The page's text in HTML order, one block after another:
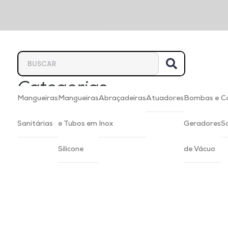
Categorias
Mangueiras
Sanitárias
Mangueiras
e Tubos em
Silicone
Abraçadeiras
Inox
AtuadoresBombas e
Geradores
de Vácuo